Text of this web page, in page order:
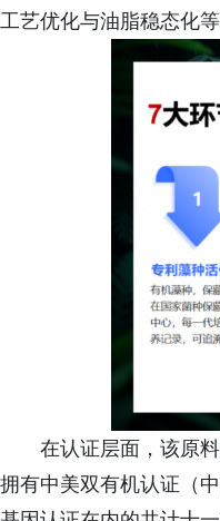
工艺优化与油脂稳态化等
在认证层面，该原
拥有中美双有机认证（